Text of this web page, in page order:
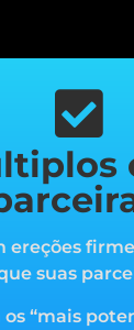
ereções
suas
“mais